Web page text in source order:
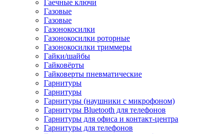
Гаечные ключи
Газовые
Газовые
Газонокосилки
Газонокосилки роторные
Газонокосилки триммеры
Гайки/шайбы
Гайковёрты
Гайковерты пневматические
Гарнитуры
Гарнитуры
Гарнитуры (наушники с микрофоном)
Гарнитуры Bluetooth для телефонов
Гарнитуры для офиса и контакт-центра
Гарнитуры для телефонов